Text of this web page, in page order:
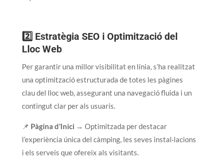
2️⃣ Estratègia SEO i Optimització del
Lloc Web
Per garantir una millor visibilitat en línia, s’ha realitzat
una optimització estructurada de totes les pàgines
clau del lloc web, assegurant una navegació fluida i un
contingut clar per als usuaris.
📌 Pàgina d’Inici → Optimitzada per destacar
l’experiència única del càmping, les seves instal·lacions
i els serveis que ofereix als visitants.